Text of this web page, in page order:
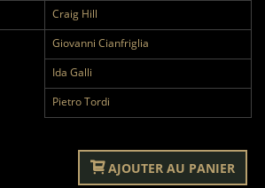
Craig Hill
Giovanni Cianfriglia
Ida Galli
Pietro Tordi
AJOUTER AU PANIER